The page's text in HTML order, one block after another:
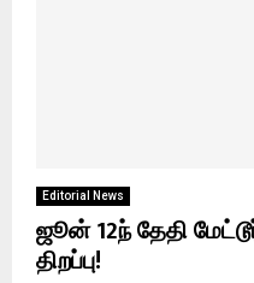
Editorial News
ஜூன் 12ந் தேதி
திறப்பு!